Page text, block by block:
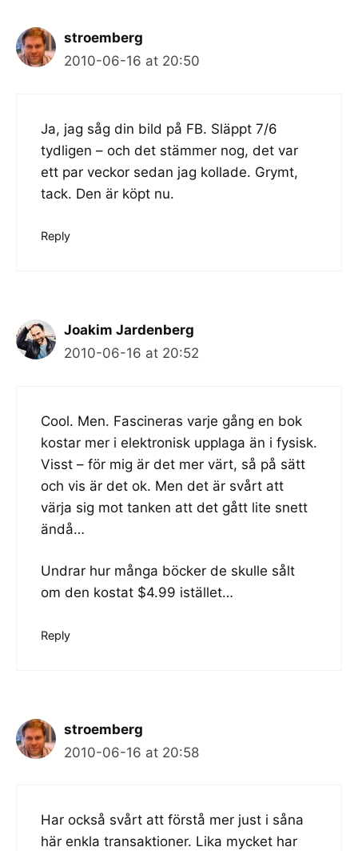
stroemberg
2010-06-16 at 20:50
Ja, jag såg din bild på FB. Släppt 7/6
tydligen – och det stämmer nog, det var
ett par veckor sedan jag kollade. Grymt,
tack. Den är köpt nu.
Reply
Joakim Jardenberg
2010-06-16 at 20:52
Cool. Men. Fascineras varje gång en bok
kostar mer i elektronisk upplaga än i fysisk.
Visst – för mig är det mer värt, så på sätt
och vis är det ok. Men det är svårt att
värja sig mot tanken att det gått lite snett
ändå…
Undrar hur många böcker de skulle sålt
om den kostat $4.99 istället…
Reply
stroemberg
2010-06-16 at 20:58
Har också svårt att förstå mer just i såna
här enkla transaktioner. Lika mycket har